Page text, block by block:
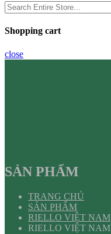
Shopping cart
close
SẢN PHẨM
TRANG CHỦ
SẢN PHẨM
RIELLO VIỆT NAM
RIELLO VIỆT NAM